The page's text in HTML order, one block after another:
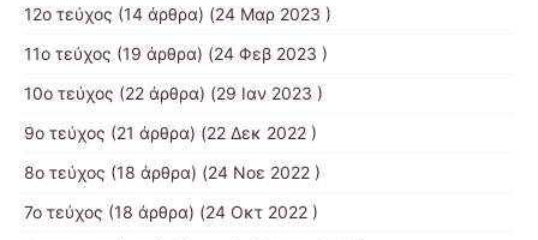
12ο τεύχος (14 άρθρα) (24 Μαρ 2023 )
11ο τεύχος (19 άρθρα) (24 Φεβ 2023 )
10o τεύχος (22 άρθρα) (29 Ιαν 2023 )
9ο τεύχος (21 άρθρα) (22 Δεκ 2022 )
8ο τεύχος (18 άρθρα) (24 Νοε 2022 )
7ο τεύχος (18 άρθρα) (24 Οκτ 2022 )